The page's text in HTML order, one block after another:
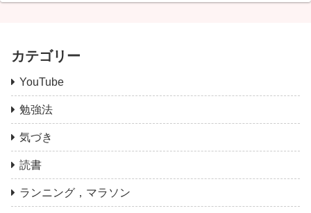
カテゴリー
YouTube
勉強法
気づき
読書
ランニング，マラソン